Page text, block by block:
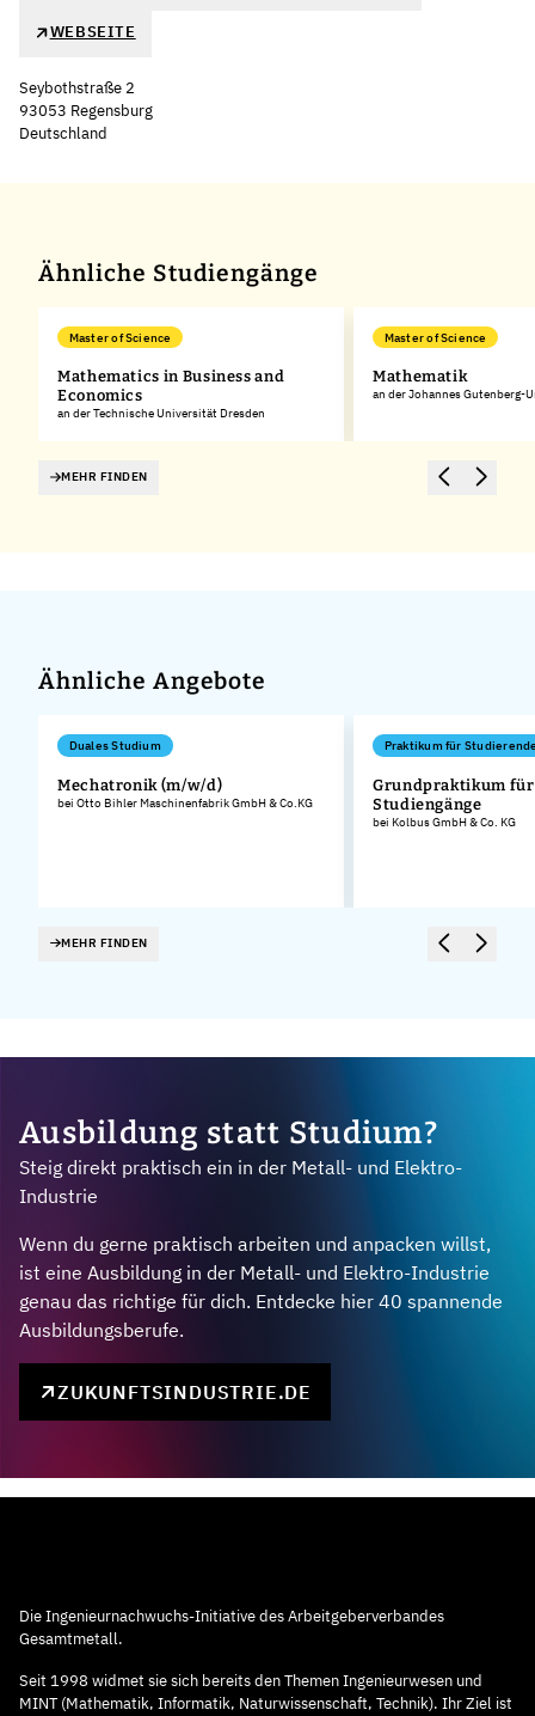
WEBSEITE
Seybothstraße 2
93053 Regensburg
Deutschland
Ähnliche Studiengänge
Master of Science
Mathematics in Business and
Economics
an der Technische Universität Dresden
Master of Science
Mathematik
an der Johannes Gutenberg-
MEHR FINDEN
Ähnliche Angebote
Duales Studium
Mechatronik (m/w/d)
bei Otto Bihler Maschinenfabrik GmbH & Co.KG
Praktikum für
Grundpraktikum
Studiengänge
bei Kolbus GmbH & Co. KG
MEHR FINDEN
Ausbildung statt Studium?
Steig direkt praktisch ein in der Metall- und Elektro-
Industrie
Wenn du gerne praktisch arbeiten und anpacken willst,
ist eine Ausbildung in der Metall- und Elektro-Industrie
genau das richtige für dich. Entdecke hier 40 spannende
Ausbildungsberufe.
ZUKUNFTSINDUSTRIE.DE
Die Ingenieurnachwuchs-Initiative des Arbeitgeberverbandes
Gesamtmetall.
Seit 1998 widmet sie sich bereits den Themen Ingenieurwesen und
MINT (Mathematik, Informatik, Naturwissenschaft, Technik). Ihr Ziel ist